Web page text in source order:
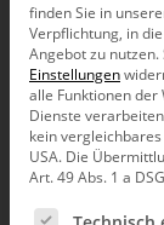
Forschung
finden Sie in
Verpflichtung, in
Angebot zu nutzen.
Einstellungen
alle Funktionen
Dienste
kein
USA. Die
Art. 49 Abs. 1 a
Es folgt eine